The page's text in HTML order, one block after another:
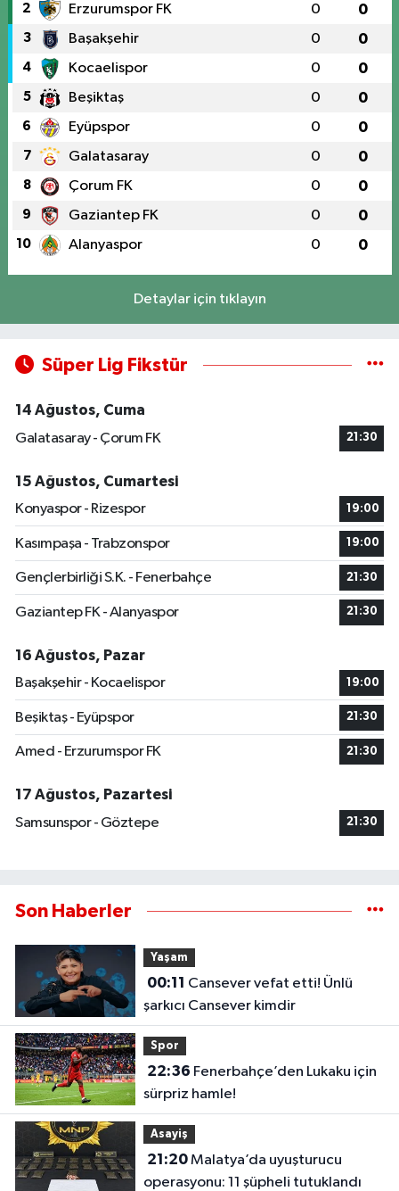
2 Erzurumspor FK 0 0
3 Başakşehir 0 0
4 Kocaelispor 0 0
5 Beşiktaş 0 0
6 Eyüpspor 0 0
7 Galatasaray 0 0
8 Çorum FK 0 0
9 Gaziantep FK 0 0
10 Alanyaspor 0 0
Detaylar için tıklayın
Süper Lig Fikstür
14 Ağustos, Cuma
Galatasaray - Çorum FK
21:30
15 Ağustos, Cumartesi
Konyaspor - Rizespor
19:00
Kasımpaşa - Trabzonspor 19:00
Gençlerbirliği S.K. - Fenerbahçe 21:30
Gaziantep FK - Alanyaspor 21:30
16 Ağustos, Pazar
Başakşehir - Kocaelispor
19:00
Beşiktaş - Eyüpspor 21:30
Amed - Erzurumspor FK 21:30
17 Ağustos, Pazartesi
Samsunspor - Göztepe
21:30
Son Haberler
Yaşam
00:11
şarkıcı Cansever kimdir
Spor
22:36
sürpriz hamle!
Asayiş
21:20Malatya’da uyuşturucu
operasyonu: 11 şüpheli tutuklandı